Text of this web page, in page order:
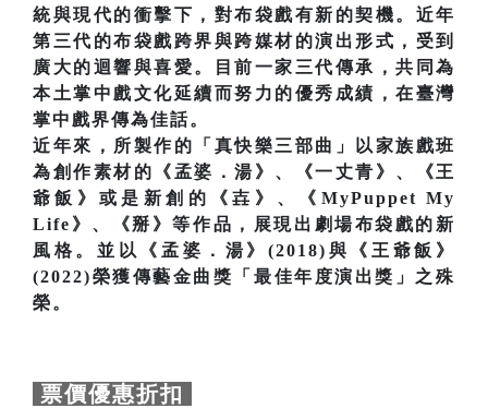
統與現代的衝擊下，對布袋戲有新的契機。近年
第三代的布袋戲跨界與跨媒材的演出形式，受到
廣大的迴響與喜愛。目前一家三代傳承，共同為
本土掌中戲文化延續而努力的優秀成績，在臺灣
掌中戲界傳為佳話。
近年來，所製作的「真快樂三部曲」以家族戲班
為創作素材的《孟婆．湯》、《一丈青》、《王
爺飯》或是新創的《壵》、《MyPuppet My
Life》、《掰》等作品，展現出劇場布袋戲的新
風格。並以《孟婆．湯》(2018)與《王爺飯》
(2022)榮獲傳藝金曲獎「最佳年度演出獎」之殊
榮。
票價優惠折扣